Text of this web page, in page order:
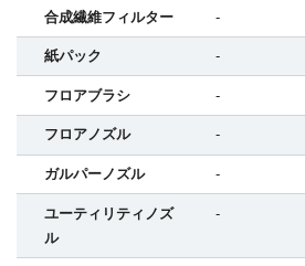
合成繊維フィルター -
紙パック -
フロアブラシ -
フロアノズル -
ガルパーノズル -
ユーティリティノズ
ル
-